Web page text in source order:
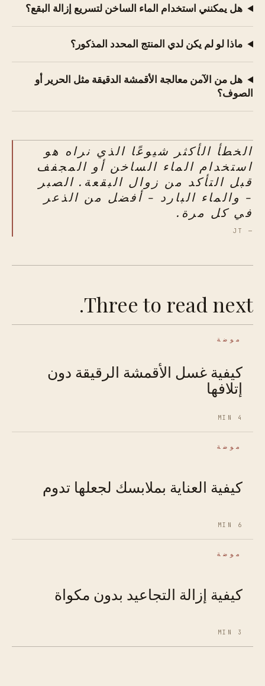
هل يمكنني استخدام الماء الساخن لتسريع إزالة البقع؟
ماذا لو لم يكن لدي المنتج المحدد المذكور؟
هل من الآمن معالجة الأقمشة الدقيقة مثل الحرير أو
الصوف؟
الخطأ الأكثر شيوعًا الذي نراه هو
استخدام الماء الساخن أو المجفف
قبل التأكد من زوال البقعة. الصبر
- والماء البارد - أفضل من الذعر
في كل مرة.
— JT
Three to read next.
موضة
كيفية غسل الأقمشة الرقيقة دون
إتلافها
4 MIN
موضة
كيفية العناية بملابسك لجعلها تدوم
6 MIN
موضة
كيفية إزالة التجاعيد بدون مكواة
3 MIN